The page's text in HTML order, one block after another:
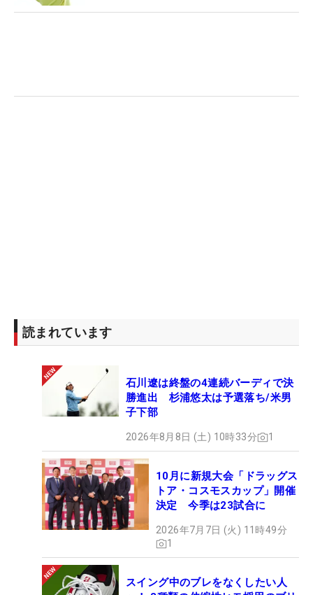
た。古川もショットが不調になった3日目以外はほ
軽く曲がるラインは緩むとカップ際で曲がって入ら
ないことはよくあるが、1メートルを緩まずに打て
ればカップインの確率は上がる。インパクトで緩ま
ない感覚を保つ“省エネ”練習の成果はサンデーバッ
「優勝はやっぱり難しいんだなと思ったので、普段
から上の人たちも意識して練習しているだろうし、
本当に勝ちたいです」。決意を持って次のチャンス
で初優勝をつかみたい。（文・小高拓）
読まれています
石川遼は終盤の4連続バーディで決
勝進出 杉浦悠太は予選落ち/米男
子下部
2026年8月8日 (土) 10時33分 1
10月に新規大会「ドラッグス
トア・コスモスカップ」開催
決定 今季は23試合に
2026年7月7日 (火) 11時49分
1
スイング中のブレをなくしたい人